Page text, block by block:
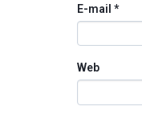
E-mail *
Web